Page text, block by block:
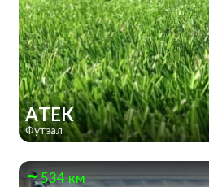
АТЕК
Футзал
534 км